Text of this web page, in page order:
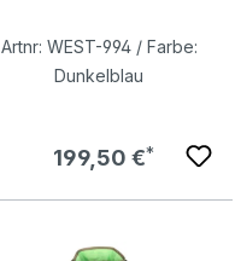
Artnr: WEST-994 / Farbe:
Dunkelblau
Regulärer Preis:
199,50 €